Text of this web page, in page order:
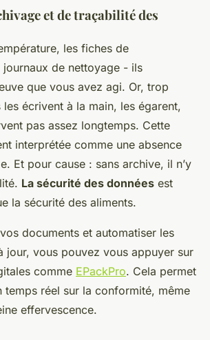
et de traçabilité des
les fiches de
de nettoyage - ils
que vous avez agi. Or, trop
les écrivent à la main, les égarent,
pas assez longtemps. Cette
interprétée comme une absence
Et pour cause : sans archive, il n’y
La sécurité des données est
la sécurité des aliments.
documents et automatiser les
jour, vous pouvez vous appuyer sur
comme EPackPro. Cela permet
temps réel sur la conformité, même
effervescence.